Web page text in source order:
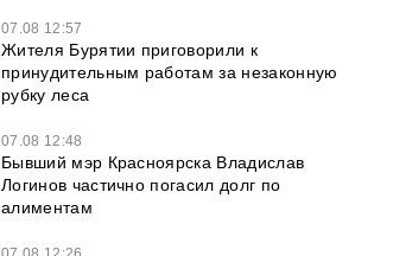
07.08 12:57
Жителя Бурятии приговорили к
принудительным работам за незаконную
рубку леса
07.08 12:48
Бывший мэр Красноярска Владислав
Логинов частично погасил долг по
алиментам